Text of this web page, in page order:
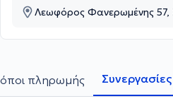
Λεωφόρος Φανερωμένης 57,
πληρωμής